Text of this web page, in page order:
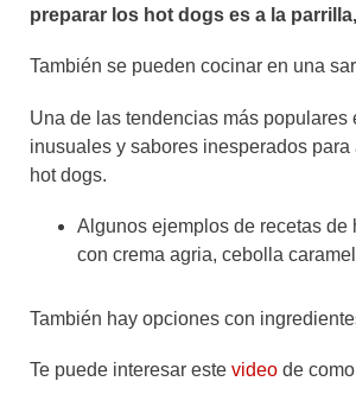
preparar los hot dogs es a la
También se pueden cocinar en una
Una de las tendencias más
inusuales y sabores inesperados
hot dogs.
Algunos ejemplos de recetas de
con crema agria, cebolla
También hay opciones con
Te puede interesar este video de